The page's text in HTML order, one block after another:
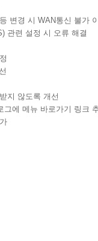
변경 시 WAN통신 불가
관련 설정 시 오류 해결
지 않도록 개선
그에 메뉴 바로가기 링크